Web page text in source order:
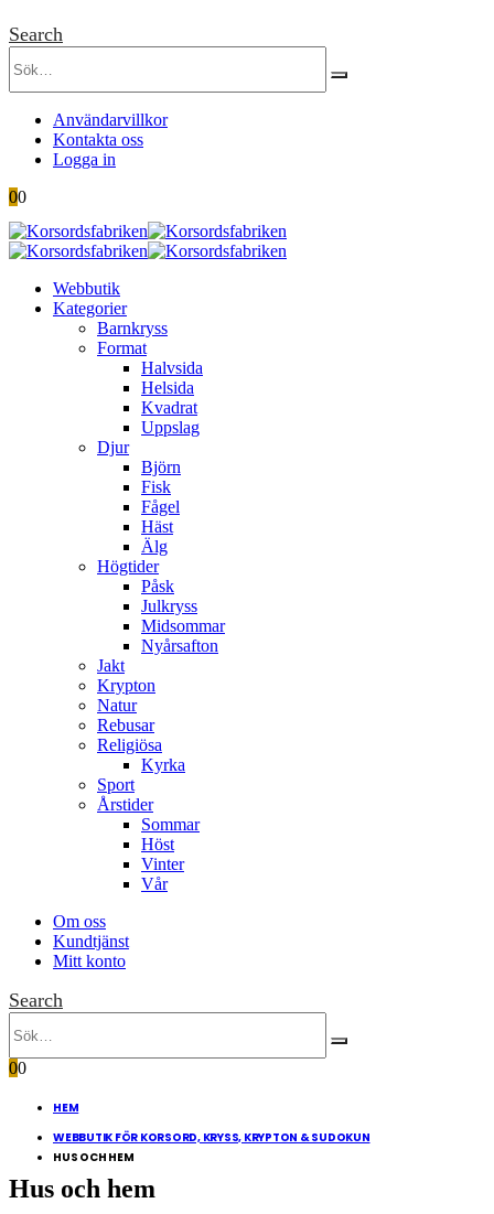
Search
Användarvillkor
Kontakta oss
Logga in
00
Webbutik
Kategorier
Barnkryss
Format
Halvsida
Helsida
Kvadrat
Uppslag
Djur
Björn
Fisk
Fågel
Häst
Älg
Högtider
Påsk
Julkryss
Midsommar
Nyårsafton
Jakt
Krypton
Natur
Rebusar
Religiösa
Kyrka
Sport
Årstider
Sommar
Höst
Vinter
Vår
Om oss
Kundtjänst
Mitt konto
Search
00
HEM
WEBBUTIK FÖR KORSORD, KRYSS, KRYPTON & SUDOKUN
HUS OCH HEM
Hus och hem